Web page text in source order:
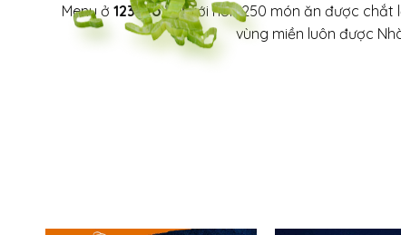
Menu ở 123-Zô.VN với hơn 250 món ăn được chắt
vùng miền luôn được